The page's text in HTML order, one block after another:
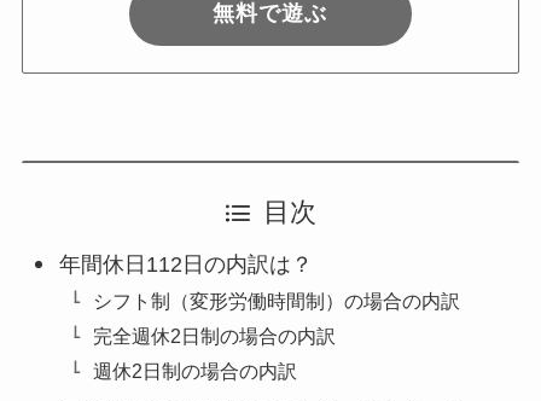
無料で遊ぶ
目次
年間休日112日の内訳は？
シフト制（変形労働時間制）の場合の内訳
完全週休2日制の場合の内訳
週休2日制の場合の内訳